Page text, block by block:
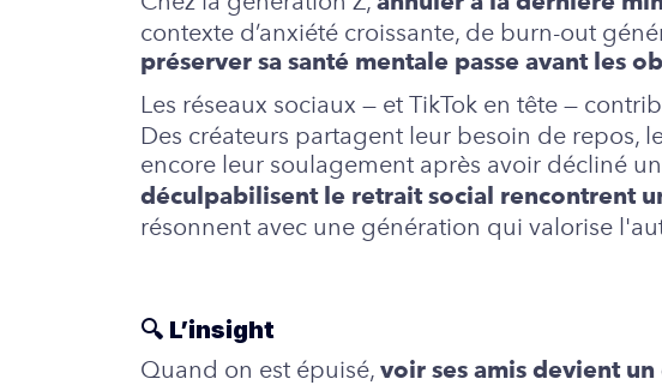
contexte d’anxiété croissante, de burn-out
préserver sa santé mentale passe avant les
Les réseaux sociaux — et TikTok en tête —
Des créateurs partagent leur besoin de repos,
encore leur soulagement après avoir décliné
déculpabilisent le retrait social rencontrent
résonnent avec une génération qui valorise
🔍 L’insight
Quand on est épuisé, voir ses amis devient